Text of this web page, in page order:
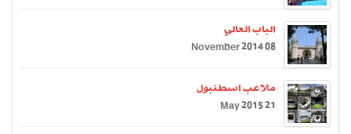
الباب العالي
08 November 2014
ملاعب اسطنبول
21 May 2015